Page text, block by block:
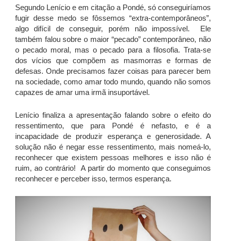
Segundo Lenício e em citação a Pondé, só conseguiríamos
fugir desse medo se fôssemos “extra-contemporâneos”,
algo difícil de conseguir, porém não impossível. Ele
também falou sobre o maior “pecado” contemporâneo, não
o pecado moral, mas o pecado para a filosofia. Trata-se
dos vícios que compõem as masmorras e formas de
defesas. Onde precisamos fazer coisas para parecer bem
na sociedade, como amar todo mundo, quando não somos
capazes de amar uma irmã insuportável.
Lenício finaliza a apresentação falando sobre o efeito do
ressentimento, que para Pondé é nefasto, e é a
incapacidade de produzir esperança e generosidade. A
solução não é negar esse ressentimento, mais nomeá-lo,
reconhecer que existem pessoas melhores e isso não é
ruim, ao contrário! A partir do momento que conseguimos
reconhecer e perceber isso, termos esperança.